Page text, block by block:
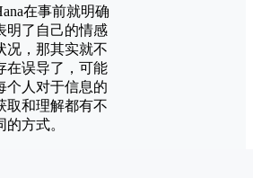
在事前就明确
明了自己的情感
况，那其实就不
在误导了，可能
个人对于信息的
取和理解都有不
的方式。